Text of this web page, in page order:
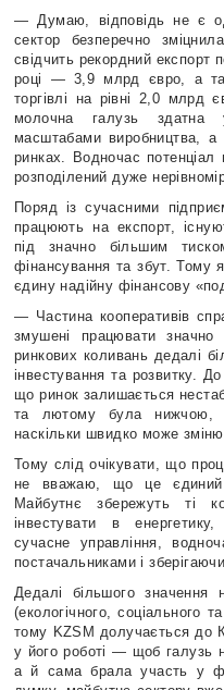
— Думаю, відповідь не є
сектор безперечно
свідчить рекордний експорт
році — 3,9 млрд євро, а
торгівлі на рівні 2,0
молочна галузь здатна
масштабами виробництва, а
ринках. Водночас потенціал
розподілений дуже
Поряд із сучасними
працюють на експорт,
під значно більшим
фінансування та збут. Тому
єдину надійну фінансову
— Частина кооперативів
змушені працювати
ринкових коливань дедалі
інвестування та розвитку.
що ринок залишається
та лютому була нижчою,
наскільки швидко може
Тому слід очікувати, що
не вважаю, що це єдиний
Майбутнє збережуть ті
інвестувати в
сучасне управління,
постачальниками і
Дедалі більшого значення
(екологічного, соціального
тому KZSM долучається до
у його роботі — щоб галузь
а й сама брала участь у